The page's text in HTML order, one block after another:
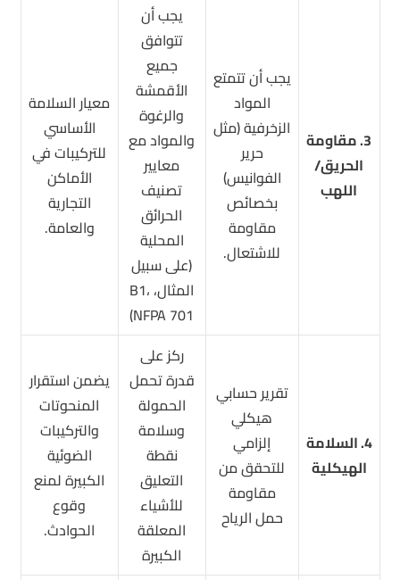
3. مقاومة
الحريق/
اللهب
يجب أن تتمتع
المواد
الزخرفية (مثل
حرير
الفوانيس)
بخصائص
مقاومة
للاشتعال.
يجب أن
تتوافق
جميع
الأقمشة
والرغوة
والمواد مع
معايير
تصنيف
الحرائق
المحلية
(على سبيل
المثال، B1،
NFPA 701)
معيار السلامة
الأساسي
للتركيبات في
الأماكن
التجارية
والعامة.
4. السلامة
الهيكلية
تقرير حسابي
هيكلي
إلزامي
للتحقق من
مقاومة
حمل الرياح
ركز على
قدرة تحمل
الحمولة
وسلامة
نقطة
التعليق
للأشياء
المعلقة
الكبيرة
يضمن استقرار
المنحوتات
والتركيبات
الضوئية
الكبيرة لمنع
وقوع
الحوادث.